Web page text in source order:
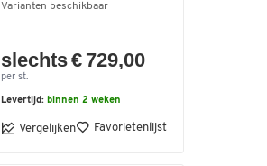
Varianten beschikbaar
slechts € 729,00
per st.
Levertijd: binnen 2 weken
Vergelijken Favorietenlijst